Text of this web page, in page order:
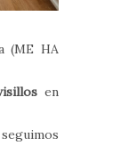
(ME HA
en